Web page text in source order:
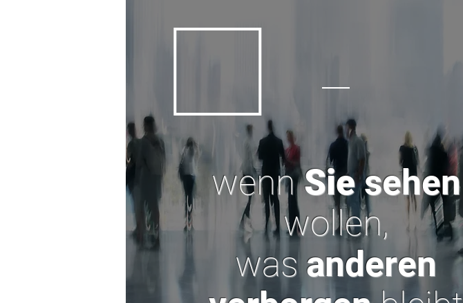
wenn Siesehen
wollen,
was anderen